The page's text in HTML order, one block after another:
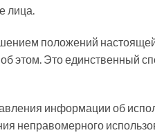
лица.
положений
этом. Это единственный
информации об
неправомерного